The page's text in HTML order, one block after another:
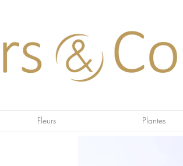
Fleurs Plantes